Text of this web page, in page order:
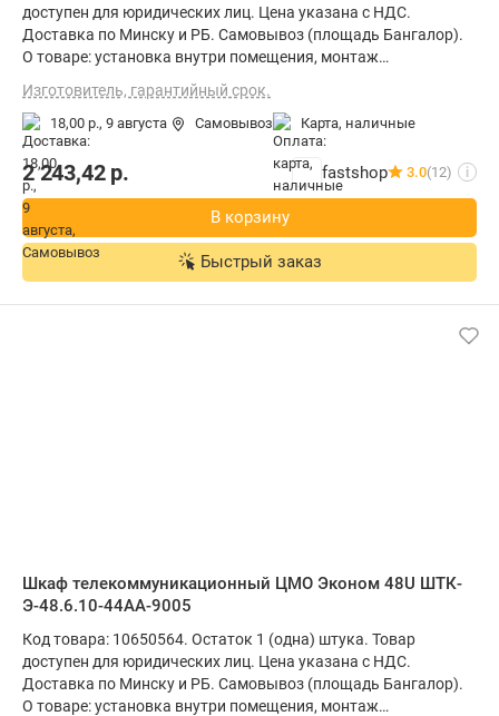
доступен для юридических лиц. Цена указана с НДС.
Доставка по Минску и РБ. Самовывоз (площадь Бангалор).
О товаре: установка внутри помещения, монтаж
защиты IP20, ВхШхГ: 124.5x60x80 см
Изготовитель, гарантийный срок.
18,00 р., 9 августа Самовывоз карта, наличные
2 243,42р. fastshop 3.0(12) i
В корзину
Быстрый заказ
Шкаф телекоммуникационный ЦМО Эконом 48U ШТК-
Э-48.6.10-44АА-9005
Код товара: 10650564. Остаток 1 (одна) штука. Товар
доступен для юридических лиц. Цена указана с НДС.
Доставка по Минску и РБ. Самовывоз (площадь Бангалор).
О товаре: установка внутри помещения, монтаж